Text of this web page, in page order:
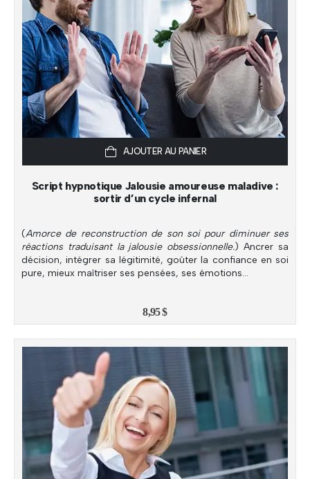
AJOUTER AU PANIER
Script hypnotique Jalousie amoureuse maladive :
sortir d’un cycle infernal
(Amorce de reconstruction de son soi pour diminuer ses
réactions traduisant la jalousie obsessionnelle.) Ancrer sa
décision, intégrer sa légitimité, goûter la confiance en soi
pure, mieux maîtriser ses pensées, ses émotions…
8,95$